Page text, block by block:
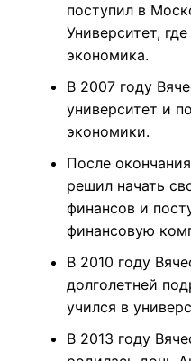
поступил в
Университет,
экономика.
В 2007 году
университет и
экономики.
После
решил начать
финансов и
финансовую
В 2010 году
долголетней
учился в
В 2013 году